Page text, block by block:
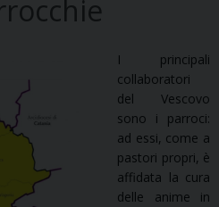
I principali
collaboratori
del Vescovo
sono i parroci:
ad essi, come a
pastori propri, è
affidata la cura
delle anime in